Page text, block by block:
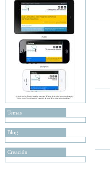
Temas
Blog
Creación